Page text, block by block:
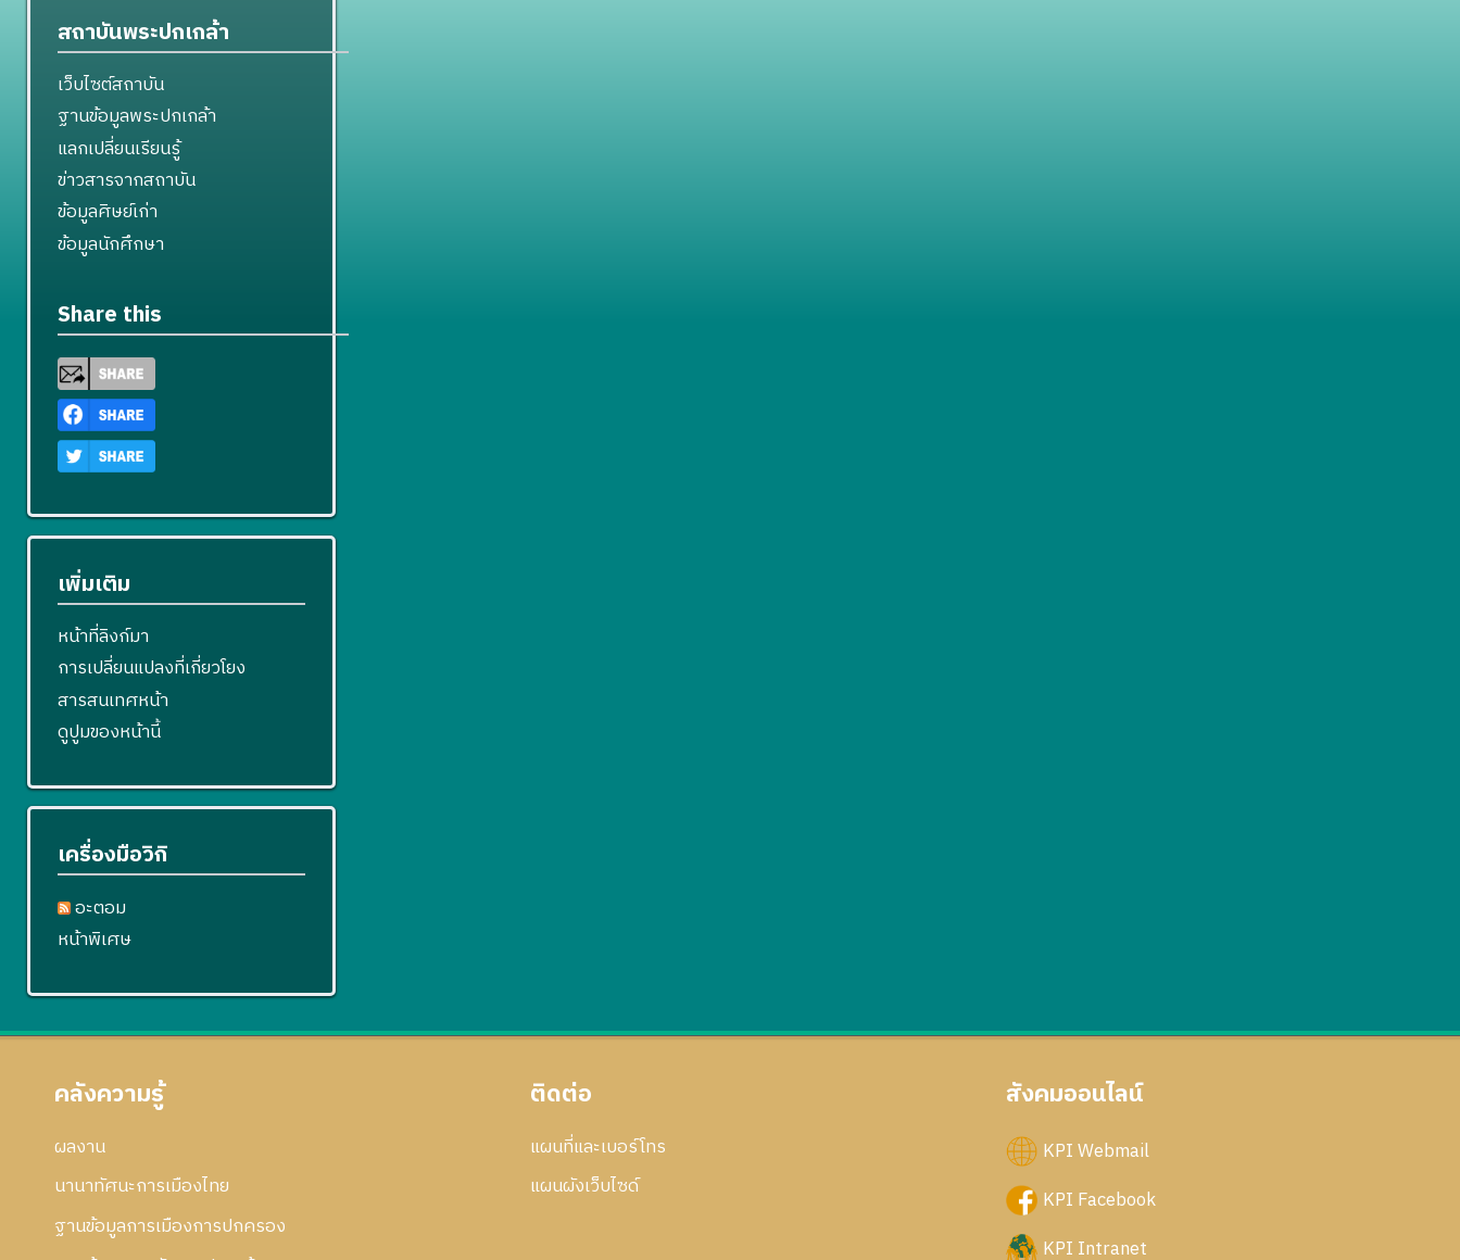
สถาบันพระปกเกล้า
เว็บไซต์สถาบัน
ฐานข้อมูลพระปกเกล้า
แลกเปลี่ยนเรียนรู้
ข่าวสารจากสถาบัน
ข้อมูลศิษย์เก่า
ข้อมูลนักศึกษา
Share this
เพิ่มเติม
หน้าที่ลิงก์มา
การเปลี่ยนแปลงที่เกี่ยวโยง
สารสนเทศหน้า
ดูปูมของหน้านี้
เครื่องมือวิกิ
อะตอม
หน้าพิเศษ
คลังความรู้
ผลงาน
นานาทัศนะการเมืองไทย
ฐานข้อมูลการเมืองการปกครอง
ติดต่อ
แผนที่และเบอร์โทร
แผนผังเว็บไซด์
สังคมออนไลน์
KPI Webmail
KPI Facebook
KPI Intranet